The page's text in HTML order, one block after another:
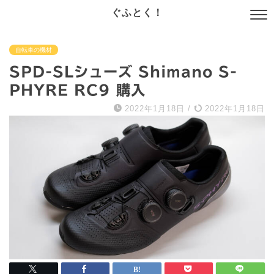
ぐふとく！
自転車の機材
SPD-SLシューズ Shimano S-
PHYRE RC9 購入
2022年1月18日 / 2022年1月18日